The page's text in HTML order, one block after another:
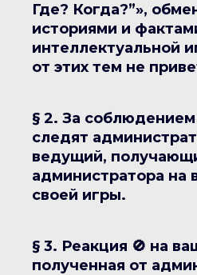
Где? Когда?”»,
историями и
интеллектуальной
от этих тем не
§ 2. За соблюдением
следят
ведущий,
администратора на
своей игры.
§ 3. Реакция 🚫 на
полученная от